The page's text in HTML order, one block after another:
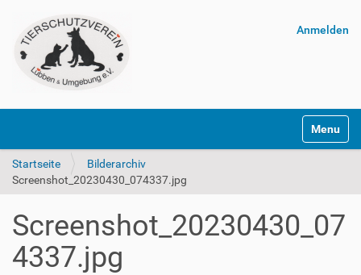
Anmelden
Startseite
Bilderarchiv
Screenshot_20230430_074337.jpg
Screenshot_20230430_07
4337.jpg